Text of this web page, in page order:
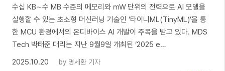
수십 KB∼수 MB 수준의 메모리와 ㎽ 단위의 전력으로 AI 모델을
실행할 수 있는 초소형 머신러닝 기술인 ‘타이니ML(TinyML)’을 통
한 MCU 환경에서의 온디바이스 AI 개발이 주목을 받고 있다. MDS
Tech 박태준 대리는 지난 9월9일 개최된 ‘2025 e…
2025.10.20
by 명세환 기자